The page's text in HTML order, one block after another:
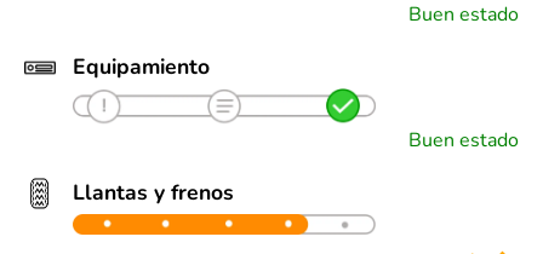
Buen estado
Equipamiento
Buen estado
Llantas y frenos